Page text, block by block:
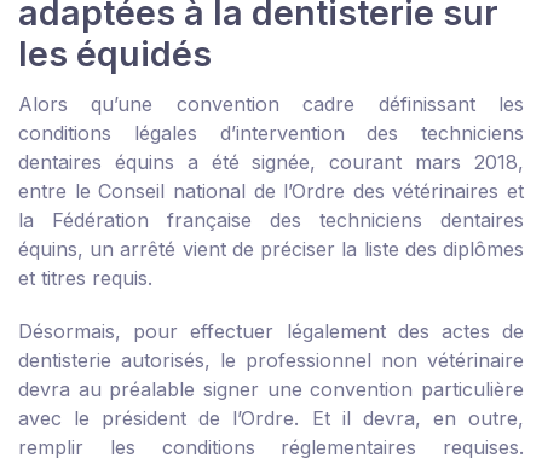
adaptées à la dentisterie sur
les équidés
Alors qu’une convention cadre définissant les
conditions légales d’intervention des techniciens
dentaires équins a été signée, courant mars 2018,
entre le Conseil national de l’Ordre des vétérinaires et
la Fédération française des techniciens dentaires
équins, un arrêté vient de préciser la liste des diplômes
et titres requis.
Désormais, pour effectuer légalement des actes de
dentisterie autorisés, le professionnel non vétérinaire
devra au préalable signer une convention particulière
avec le président de l’Ordre. Et il devra, en outre,
remplir les conditions réglementaires requises.